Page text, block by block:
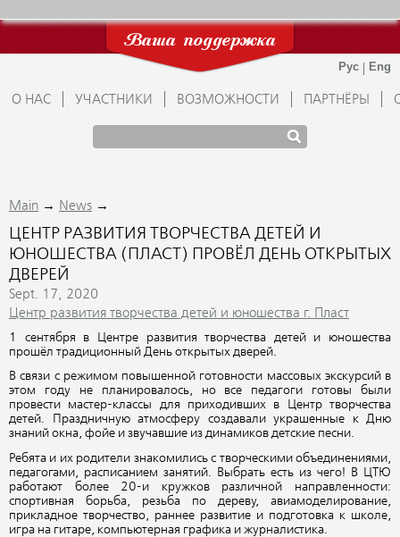
Ваша поддержка
О НАС УЧАСТНИКИ ВОЗМОЖНОСТИ ПАРТНЁРЫ
Main → News →
ЦЕНТР РАЗВИТИЯ ТВОРЧЕСТВА ДЕТЕЙ И
ЮНОШЕСТВА (ПЛАСТ) ПРОВЁЛ ДЕНЬ ОТКРЫТЫХ
ДВЕРЕЙ
Sept. 17, 2020
Центр развития творчества детей и юношества г. Пласт
1 сентября в Центре развития творчества детей и юношества
прошёл традиционный День открытых дверей.
В связи с режимом повышенной готовности массовых экскурсий в
этом году не планировалось, но все педагоги готовы были
провести мастер-классы для приходивших в Центр творчества
детей. Праздничную атмосферу создавали украшенные к Дню
знаний окна, фойе и звучавшие из динамиков детские песни.
Ребята и их родители знакомились с творческими объединениями,
педагогами, расписанием занятий. Выбрать есть из чего! В ЦТЮ
работают более 20-и кружков различной направленности:
спортивная борьба, резьба по дереву, авиамоделирование,
прикладное творчество, раннее развитие и подготовка к школе,
игра на гитаре, компьютерная графика и журналистика.